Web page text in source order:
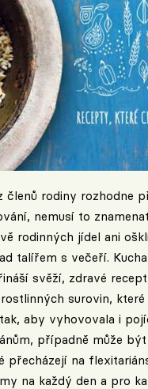
členů rodiny rozhodne
nemusí to
rodinných jídel ani
talířem s večeří.
svěží, zdravé
surovin, které
aby vyhovovala i
případně může
přecházejí na
na každý den a pro